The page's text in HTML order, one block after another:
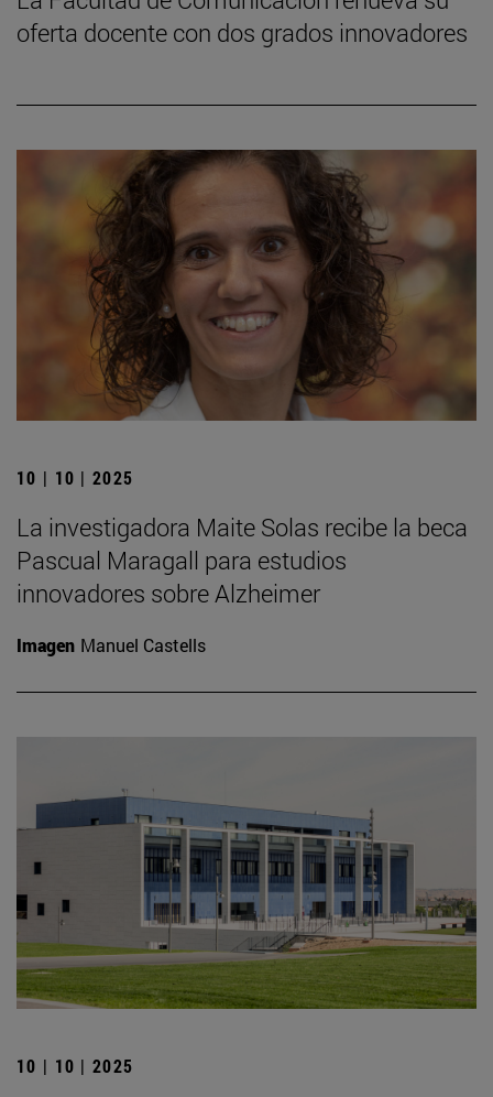
oferta docente con dos grados innovadores
10 | 10 | 2025
La investigadora Maite Solas recibe la beca
Pascual Maragall para estudios
innovadores sobre Alzheimer
Imagen Manuel Castells
10 | 10 | 2025